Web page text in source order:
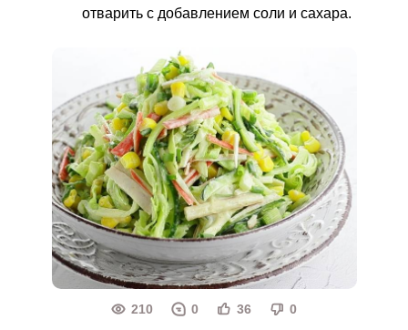
отварить с добавлением соли и сахара.
210 0 36 0